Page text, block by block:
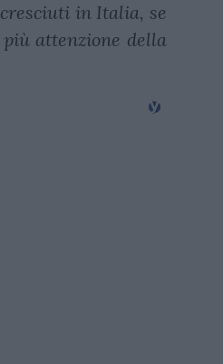
in Italia, se
attenzione della